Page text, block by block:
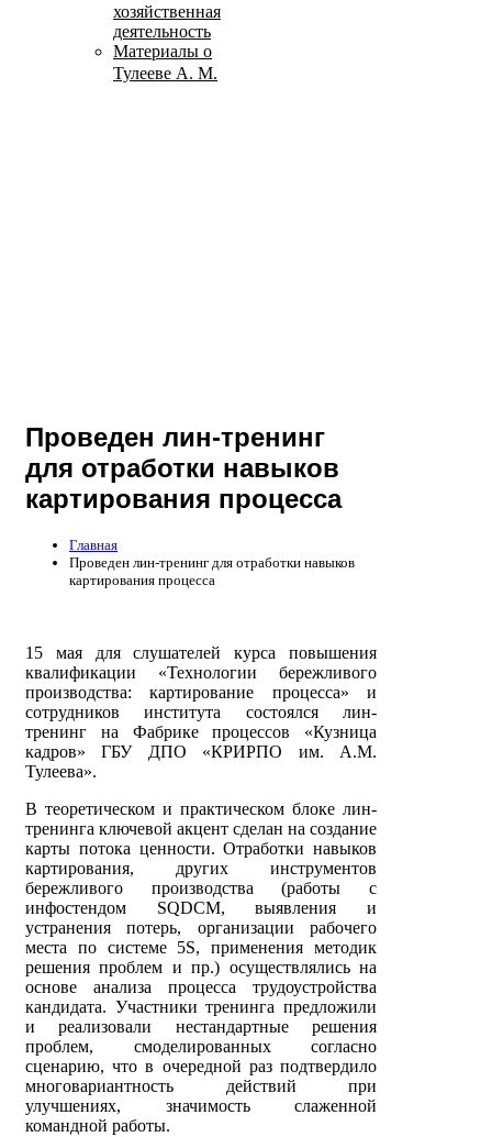
хозяйственная
деятельность
Материалы о
Тулееве А. М.
Проведен лин-тренинг
для отработки навыков
картирования процесса
Главная
Проведен лин-тренинг для отработки навыков
картирования процесса
15 мая для слушателей курса повышения
квалификации «Технологии бережливого
производства: картирование процесса» и
сотрудников института состоялся лин-
тренинг на Фабрике процессов «Кузница
кадров» ГБУ ДПО «КРИРПО им. А.М.
Тулеева».
В теоретическом и практическом блоке лин-
тренинга ключевой акцент сделан на создание
карты потока ценности. Отработки навыков
картирования, других инструментов
бережливого производства (работы с
инфостендом SQDCM, выявления и
устранения потерь, организации рабочего
места по системе 5S, применения методик
решения проблем и пр.) осуществлялись на
основе анализа процесса трудоустройства
кандидата. Участники тренинга предложили
и реализовали нестандартные решения
проблем, смоделированных согласно
сценарию, что в очередной раз подтвердило
многовариантность действий при
улучшениях, значимость слаженной
командной работы.